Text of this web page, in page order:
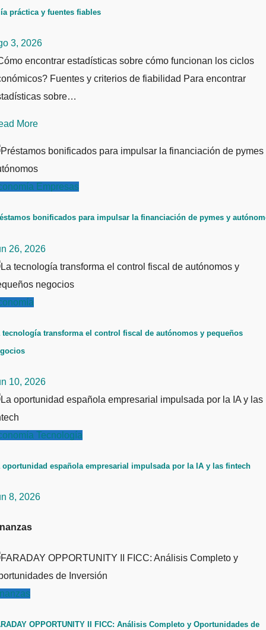
práctica y fuentes fiables
3, 2026
encontrar estadísticas sobre cómo funcionan los ciclos
Fuentes y criterios de fiabilidad Para encontrar
sobre…
More
Empresas
bonificados para impulsar la financiación de pymes y
26, 2026
tecnología transforma el control fiscal de autónomos y pequeños
10, 2026
Tecnología
oportunidad española empresarial impulsada por la IA y las fintech
8, 2026
OPPORTUNITY II FICC: Análisis Completo y Oportunidades de